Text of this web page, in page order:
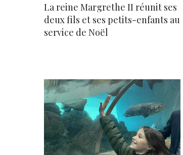
La reine Margrethe II réunit ses
deux fils et ses petits-enfants au
service de Noël